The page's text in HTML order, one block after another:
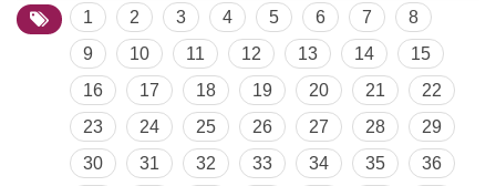
1 2 3 4 5 6 7
8
9
10 11 12 13 14
15
16
17 18 19 20 21
22
23
24 25 26 27 28
29
30
31 32 33 34 35
36